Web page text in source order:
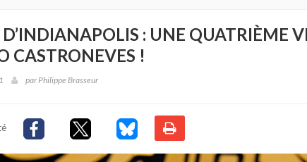
: UNE QUATRIÈME
CASTRONEVES !
parPhilippe Brasseur